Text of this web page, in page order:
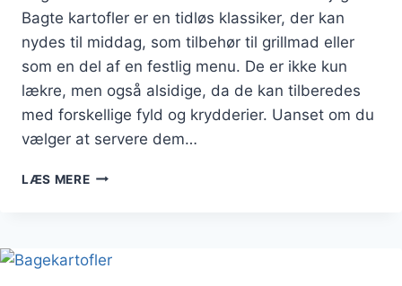
Bagte kartofler er en tidløs klassiker, der kan
nydes til middag, som tilbehør til grillmad eller
som en del af en festlig menu. De er ikke kun
lækre, men også alsidige, da de kan tilberedes
med forskellige fyld og krydderier. Uanset om du
vælger at servere dem…
LÆS MEREBAGTE
SALAT